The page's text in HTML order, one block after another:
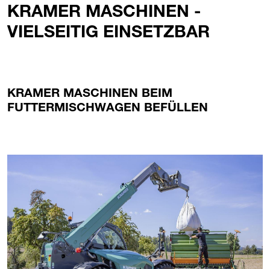
KRAMER MASCHINEN -
VIELSEITIG EINSETZBAR
KRAMER MASCHINEN BEIM
FUTTERMISCHWAGEN BEFÜLLEN